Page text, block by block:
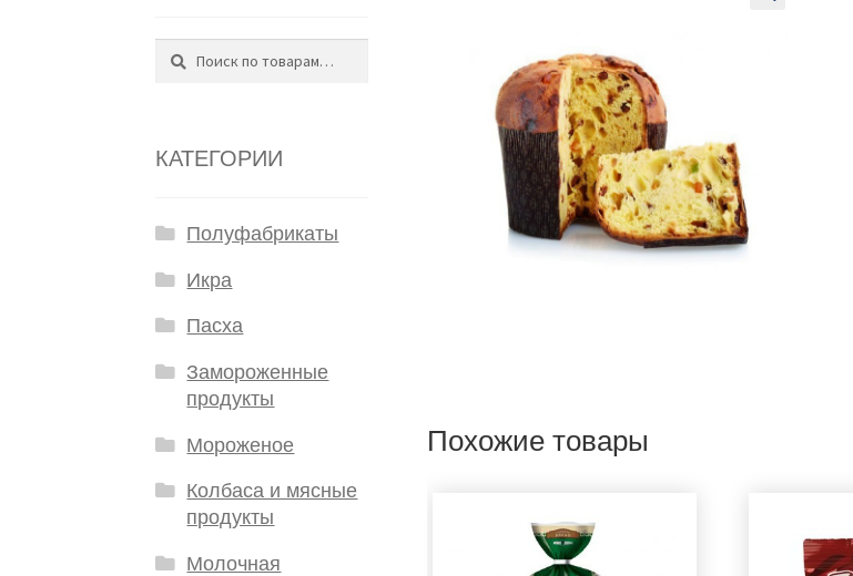
Похожие товары
Искать:
Поиск
КАТЕГОРИИ
Полуфабрикаты
Икра
Пасха
Замороженные
продукты
Мороженое
Колбаса и мясные
продукты
Молочная